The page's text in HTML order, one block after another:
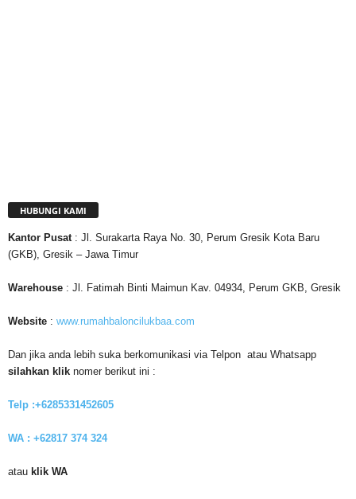
HUBUNGI KAMI
Kantor Pusat : Jl. Surakarta Raya No. 30, Perum Gresik Kota Baru
(GKB), Gresik – Jawa Timur
Warehouse : Jl. Fatimah Binti Maimun Kav. 04934, Perum GKB, Gresik
Website : www.rumahbaloncilukbaa.com
Dan jika anda lebih suka berkomunikasi via Telpon atau Whatsapp
silahkan klik nomer berikut ini :
Telp :+6285331452605
WA : +62817 374 324
atau klik WA